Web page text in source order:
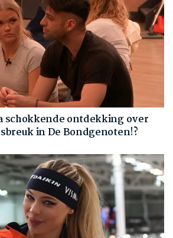
schokkende ontdekking over
in De Bondgenoten!?